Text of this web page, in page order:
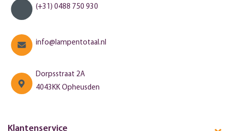
(+31) 0488 750 930
info@lampentotaal.nl
Dorpsstraat 2A
4043KK Opheusden
Klantenservice